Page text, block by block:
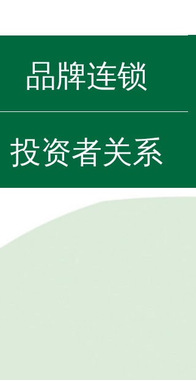
品牌连锁
投资者关系